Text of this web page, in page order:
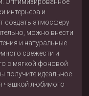
интерьера и
создать атмосферу
можно внести
и натуральные
свежести и
с мягкой фоновой
получите идеальное
чашкой любимого